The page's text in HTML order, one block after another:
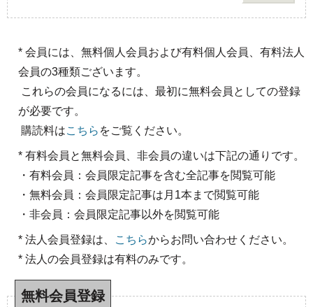
* 会員には、無料個人会員および有料個人会員、有料法人
会員の3種類ございます。
これらの会員になるには、最初に無料会員としての登録
が必要です。
購読料はこちら をご覧ください。
* 有料会員と無料会員、非会員の違いは下記の通りです。
・有料会員：会員限定記事を含む全記事を閲覧可能
・無料会員：会員限定記事は月1本まで閲覧可能
・非会員：会員限定記事以外を閲覧可能
* 法人会員登録は、 こちらからお問い合わせください。
* 法人の会員登録は有料のみです。
無料会員登録